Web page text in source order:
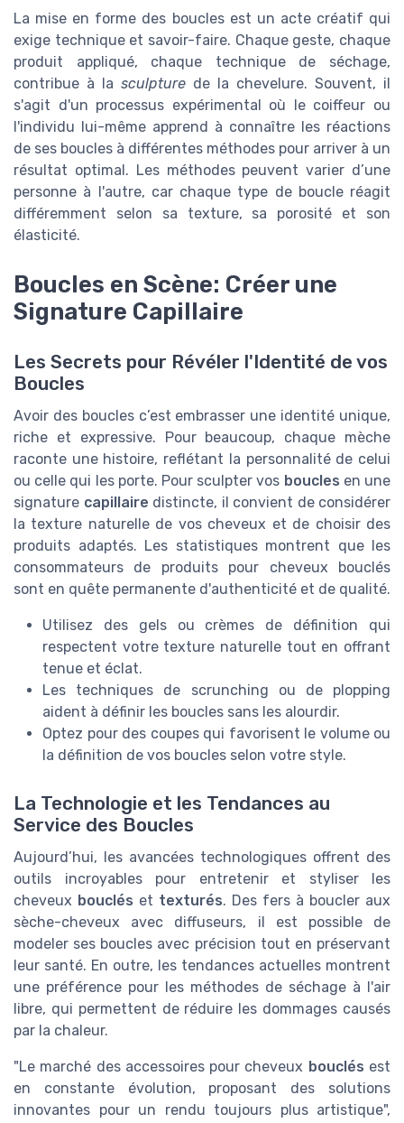
La mise en forme des boucles est un acte créatif qui
exige technique et savoir-faire. Chaque geste, chaque
produit appliqué, chaque technique de séchage,
contribue à la sculpture de la chevelure. Souvent, il
s'agit d'un processus expérimental où le coiffeur ou
l'individu lui-même apprend à connaître les réactions
de ses boucles à différentes méthodes pour arriver à un
résultat optimal. Les méthodes peuvent varier d’une
personne à l'autre, car chaque type de boucle réagit
différemment selon sa texture, sa porosité et son
élasticité.
Boucles en Scène: Créer une
Signature Capillaire
Les Secrets pour Révéler l'Identité de vos
Boucles
Avoir des boucles c’est embrasser une identité unique,
riche et expressive. Pour beaucoup, chaque mèche
raconte une histoire, reflétant la personnalité de celui
ou celle qui les porte. Pour sculpter vos boucles en une
signature capillaire distincte, il convient de considérer
la texture naturelle de vos cheveux et de choisir des
produits adaptés. Les statistiques montrent que les
consommateurs de produits pour cheveux bouclés
sont en quête permanente d'authenticité et de qualité.
Utilisez des gels ou crèmes de définition qui
respectent votre texture naturelle tout en offrant
tenue et éclat.
Les techniques de scrunching ou de plopping
aident à définir les boucles sans les alourdir.
Optez pour des coupes qui favorisent le volume ou
la définition de vos boucles selon votre style.
La Technologie et les Tendances au
Service des Boucles
Aujourd’hui, les avancées technologiques offrent des
outils incroyables pour entretenir et styliser les
cheveux bouclés et texturés. Des fers à boucler aux
sèche-cheveux avec diffuseurs, il est possible de
modeler ses boucles avec précision tout en préservant
leur santé. En outre, les tendances actuelles montrent
une préférence pour les méthodes de séchage à l'air
libre, qui permettent de réduire les dommages causés
par la chaleur.
"Le marché des accessoires pour cheveux bouclés est
en constante évolution, proposant des solutions
innovantes pour un rendu toujours plus artistique",